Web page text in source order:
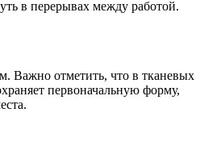
в перерывах между работой.
Важно отметить, что в тканевых
первоначальную форму,